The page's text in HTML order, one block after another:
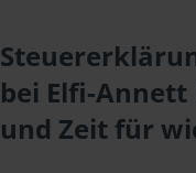
bei Elfi-Annett
und Zeit für